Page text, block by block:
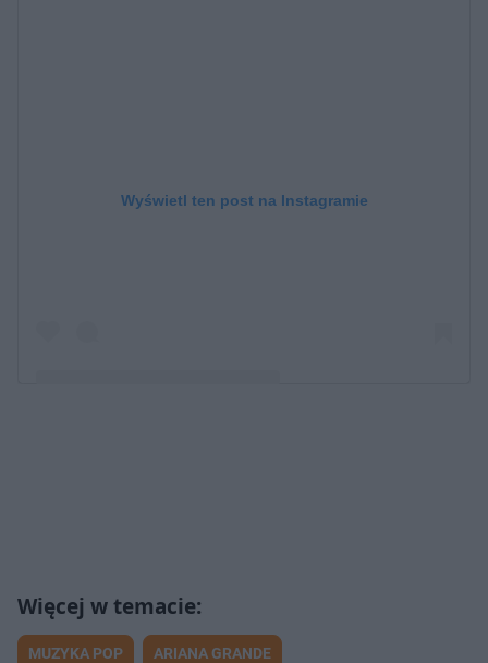
Wyświetl ten post na Instagramie
MUZYKA POP ARIANA GRANDE